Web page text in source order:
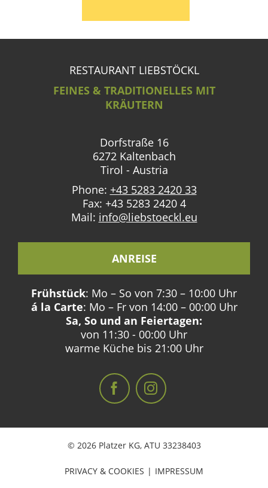
RESTAURANT LIEBSTÖCKL
FEINES & TRADITIONELLES MIT
KRÄUTERN
Dorfstraße 16
6272 Kaltenbach
Tirol - Austria
Phone: +43 5283 2420 33
Fax: +43 5283 2420 4
Mail: info@liebstoeckl.eu
ANREISE
Frühstück: Mo – So von 7:30 – 10:00 Uhr
á la Carte: Mo – Fr von 14:00 – 00:00 Uhr
Sa, So und an Feiertagen:
von 11:30 - 00:00 Uhr
warme Küche bis 21:00 Uhr
© 2026 Platzer KG, ATU 33238403
PRIVACY & COOKIES IMPRESSUM